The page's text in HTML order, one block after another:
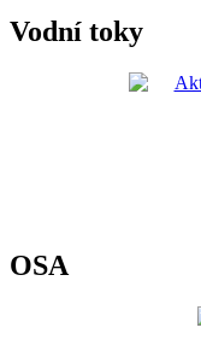
Vodní toky
OSA